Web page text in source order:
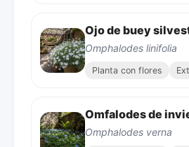
Ojo de buey
Omphalodes linifolia
Planta con flores
Omfalodes de
Omphalodes verna